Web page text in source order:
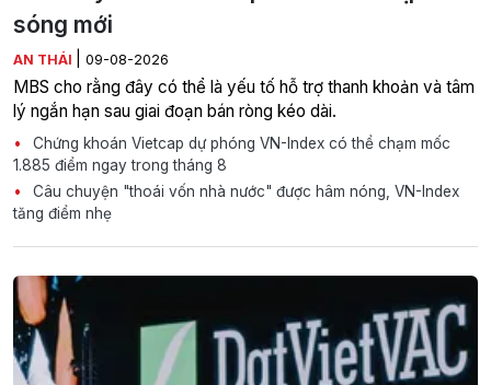
sóng mới
AN THÁI 09-08-2026
MBS cho rằng đây có thể là yếu tố hỗ trợ thanh khoản và tâm
lý ngắn hạn sau giai đoạn bán ròng kéo dài.
Chứng khoán Vietcap dự phóng VN-Index có thể chạm mốc
1.885 điểm ngay trong tháng 8
Câu chuyện "thoái vốn nhà nước" được hâm nóng, VN-Index
tăng điểm nhẹ